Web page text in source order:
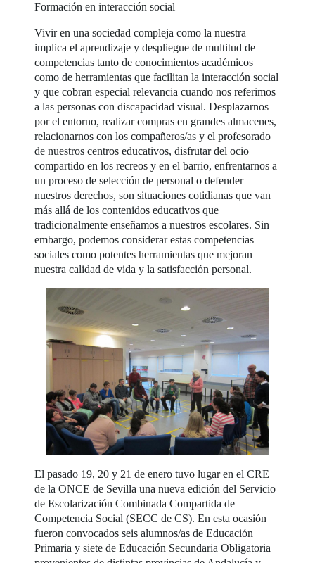
Formación en interacción social
Vivir en una sociedad compleja como la nuestra
implica el aprendizaje y despliegue de multitud de
competencias tanto de conocimientos académicos
como de herramientas que facilitan la interacción social
y que cobran especial relevancia cuando nos referimos
a las personas con discapacidad visual. Desplazarnos
por el entorno, realizar compras en grandes almacenes,
relacionarnos con los compañeros/as y el profesorado
de nuestros centros educativos, disfrutar del ocio
compartido en los recreos y en el barrio, enfrentarnos a
un proceso de selección de personal o defender
nuestros derechos, son situaciones cotidianas que van
más allá de los contenidos educativos que
tradicionalmente enseñamos a nuestros escolares. Sin
embargo, podemos considerar estas competencias
sociales como potentes herramientas que mejoran
nuestra calidad de vida y la satisfacción personal.
El pasado 19, 20 y 21 de enero tuvo lugar en el CRE
de la ONCE de Sevilla una nueva edición del Servicio
de Escolarización Combinada Compartida de
Competencia Social (SECC de CS). En esta ocasión
fueron convocados seis alumnos/as de Educación
Primaria y siete de Educación Secundaria Obligatoria